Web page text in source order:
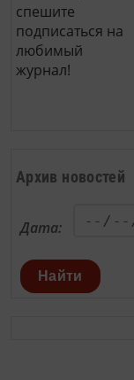
Архив новостей
Дата:
Найти